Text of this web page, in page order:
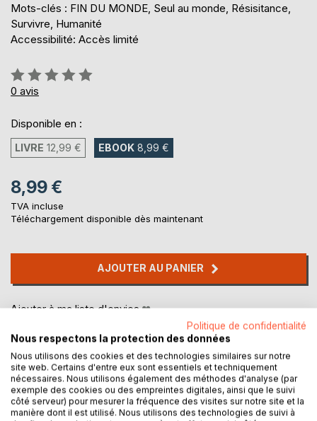
Mots-clés : FIN DU MONDE, Seul au monde, Résisitance,
Survivre, Humanité
Accessibilité: Accès limité
Évaluation:
0%
0 avis
Disponible en :
LIVRE 12,99 € EBOOK 8,99 €
8,99 €
TVA incluse
Téléchargement disponible dès maintenant
AJOUTER AU PANIER
Ajouter à ma liste d'envies
Politique de confidentialité
Nous respectons la protection des données
Nous utilisons des cookies et des technologies similaires sur notre
site web. Certains d'entre eux sont essentiels et techniquement
nécessaires. Nous utilisons également des méthodes d'analyse (par
exemple des cookies ou des empreintes digitales, ainsi que le suivi
côté serveur) pour mesurer la fréquence des visites sur notre site et la
manière dont il est utilisé. Nous utilisons des technologies de suivi à